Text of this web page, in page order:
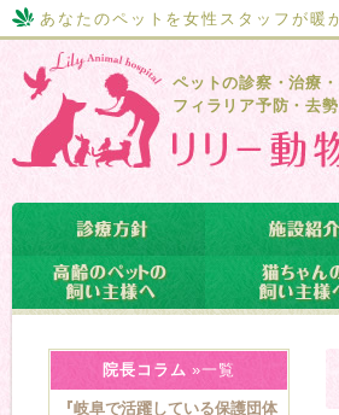
あなたのペットを女性スタッフが暖
ペットの診察・治療
フィラリア予防・去
院長コラム »一覧
『岐阜で活躍している保護団体